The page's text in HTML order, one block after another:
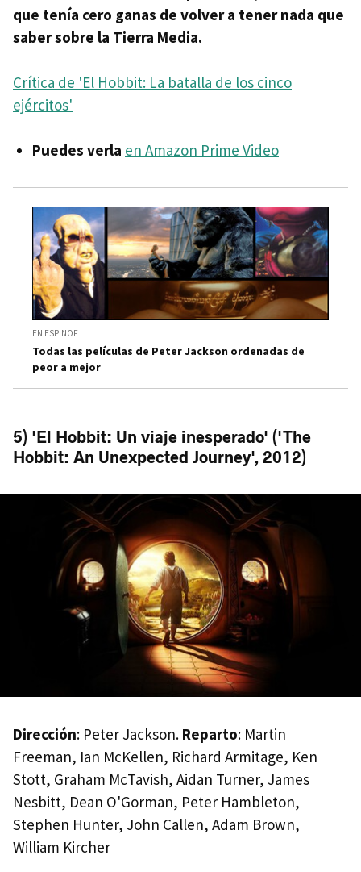
que tenía cero ganas de volver a tener nada que
saber sobre la Tierra Media.
Crítica de 'El Hobbit: La batalla de los cinco
ejércitos'
Puedes verla en Amazon Prime Video
EN ESPINOF
Todas las películas de Peter Jackson ordenadas de
peor a mejor
5) 'El Hobbit: Un viaje inesperado' ('The
Hobbit: An Unexpected Journey', 2012)
Dirección: Peter Jackson. Reparto: Martin
Freeman, Ian McKellen, Richard Armitage, Ken
Stott, Graham McTavish, Aidan Turner, James
Nesbitt, Dean O'Gorman, Peter Hambleton,
Stephen Hunter, John Callen, Adam Brown,
William Kircher